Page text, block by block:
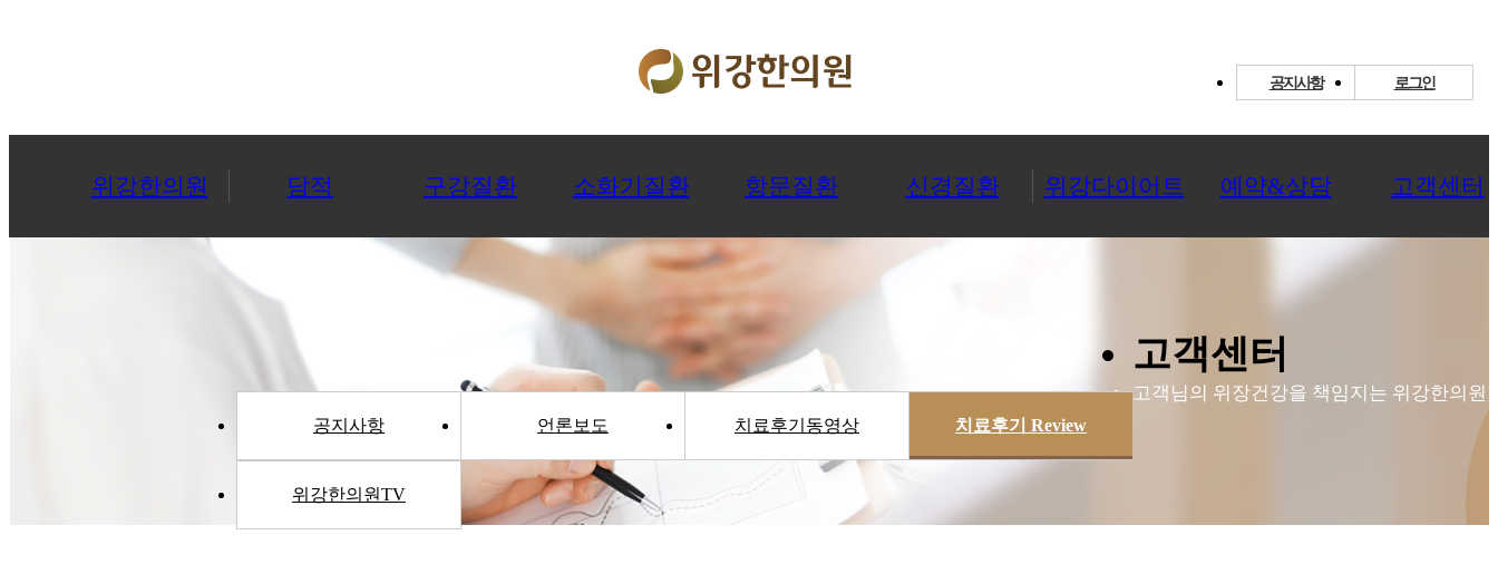
공지사항 로그인
위강한의원 담적 구강질환 소화기질환 항문질환 신경질환 위강다이어트 예약&상담 고객센터
고객센터
고객님의 위장건강을 책임지는 위강한의원!
공지사항 언론보도 치료후기동영상 치료후기 Review
위강한의원TV